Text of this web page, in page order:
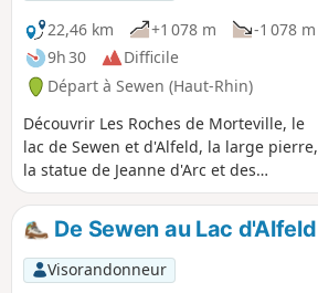
22,46 km
+1 078 m
-1 078 m
9h 30
Difficile
Départ à Sewen (Haut-Rhin)
Découvrir Les Roches de Morteville, le
lac de Sewen et d'Alfeld, la large pierre,
la statue de Jeanne d'Arc et des
cascades. Randonnée à la limite du
(très) difficile. Trace gpx fortement
conseillée. Tracé entre (5) et (7) mis à
jour le 13 mai 2025
De Sewen au Lac d'Alfeld
Visorandonneur